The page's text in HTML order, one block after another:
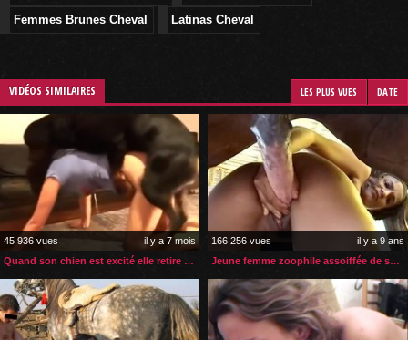
Femmes Brunes Cheval
Latinas Cheval
VIDÉOS SIMILAIRES LES PLUS VUES DATE
45 936 vues
il y a 7 mois
Quand son chien est excité elle retire sa petite culotte
166 256 vues
il y a 9 ans
Jeune femme zoophile assoiffée de sperme de cheval